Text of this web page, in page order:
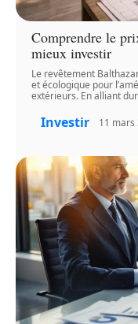
Comprendre le
mieux investir
Le revêtement
et écologique pour
extérieurs. En alliant
Investir 11 mars